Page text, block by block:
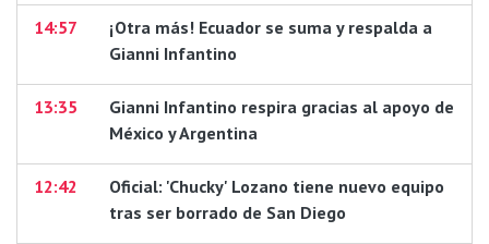
14:57
¡Otra más! Ecuador se suma y respalda a
Gianni Infantino
13:35
Gianni Infantino respira gracias al apoyo de
México y Argentina
12:42
Oficial: 'Chucky' Lozano tiene nuevo equipo
tras ser borrado de San Diego